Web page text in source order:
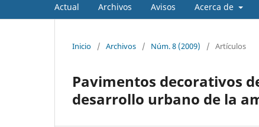
Actual Archivos Avisos Acerca de
Inicio / Archivos / Núm. 8 (2009) / Artículos
Pavimentos decorativos
desarrollo urbano de la